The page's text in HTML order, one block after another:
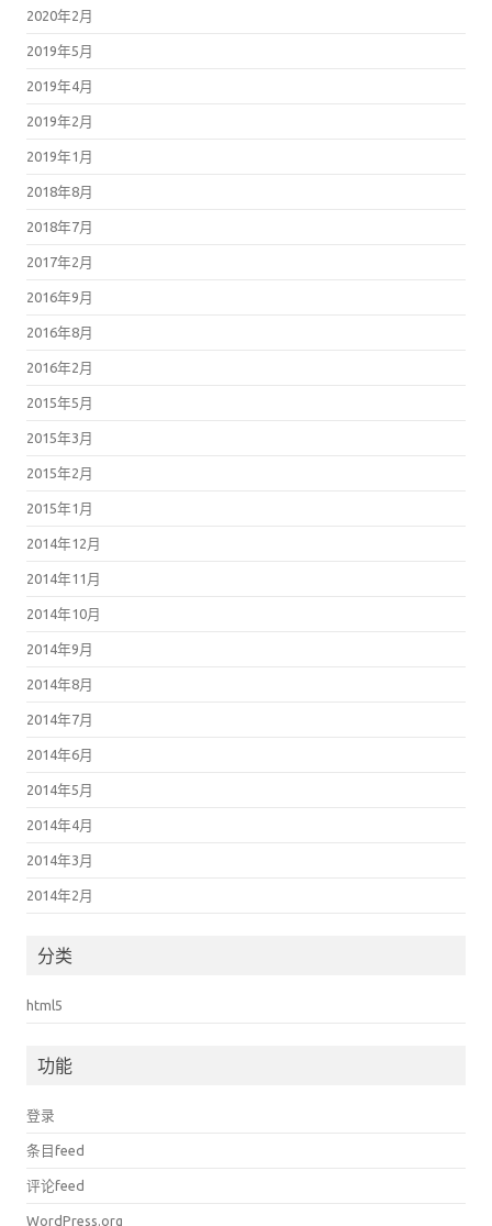
2020年2月
2019年5月
2019年4月
2019年2月
2019年1月
2018年8月
2018年7月
2017年2月
2016年9月
2016年8月
2016年2月
2015年5月
2015年3月
2015年2月
2015年1月
2014年12月
2014年11月
2014年10月
2014年9月
2014年8月
2014年7月
2014年6月
2014年5月
2014年4月
2014年3月
2014年2月
分类
html5
功能
登录
条目feed
评论feed
WordPress.org